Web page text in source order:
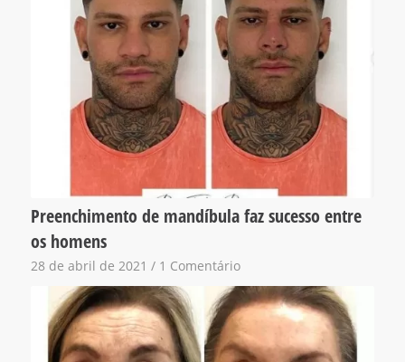
Preenchimento de mandíbula faz sucesso entre
os homens
28 de abril de 2021 / 1 Comentário